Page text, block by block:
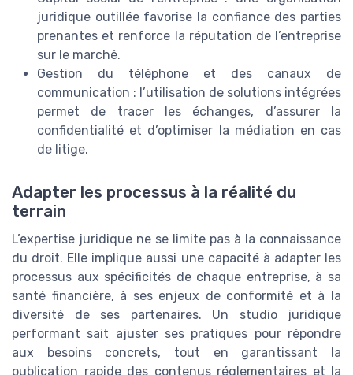
juridique outillée favorise la confiance des parties
prenantes et renforce la réputation de l’entreprise
sur le marché.
Gestion du téléphone et des canaux de
communication : l’utilisation de solutions intégrées
permet de tracer les échanges, d’assurer la
confidentialité et d’optimiser la médiation en cas
de litige.
Adapter les processus à la réalité du
terrain
L’expertise juridique ne se limite pas à la connaissance
du droit. Elle implique aussi une capacité à adapter les
processus aux spécificités de chaque entreprise, à sa
santé financière, à ses enjeux de conformité et à la
diversité de ses partenaires. Un studio juridique
performant sait ajuster ses pratiques pour répondre
aux besoins concrets, tout en garantissant la
publication rapide des contenus réglementaires et la